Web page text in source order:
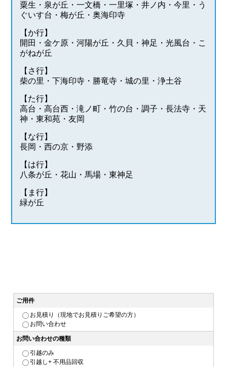
粟生・泉が丘・一文橋・一里塚・井ノ内・今里・う
ぐいす台・梅が丘・奥海印寺
【か行】
開田・金ケ原・河陽が丘・久貝・神足・光風台・こ
がねが丘
【さ行】
柴の里・下海印寺・勝竜寺・城の里・浄土谷
【た行】
高台・高台西・滝ノ町・竹の台・調子・長法寺・天
神・東和苑・友岡
【な行】
長岡・西の京・野添
【は行】
八条が丘・花山・馬場・東神足
【ま行】
緑が丘
ご用件
お見積り（現地でお見積りご希望の方）
お問い合わせ
お問い合わせの種類
引越のみ
引越し+ 不用品回収